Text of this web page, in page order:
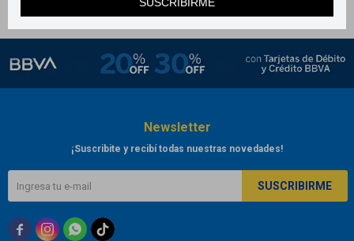
Newsletter
¡Suscribite y recibí todas nuestras novedades!
SUSCRIBIRME
  